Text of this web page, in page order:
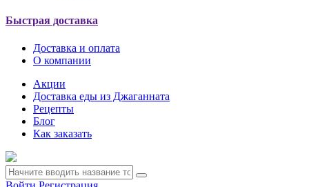
Быстрая доставка
Доставка и оплата
О компании
Акции
Доставка еды из Джаганната
Рецепты
Блог
Как заказать